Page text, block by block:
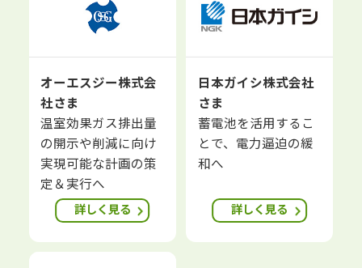
オーエスジー株式会
社さま
温室効果ガス排出量
の開示や削減に向け
実現可能な計画の策
定＆実行へ
詳しく見る
日本ガイシ株式会社
さま
蓄電池を活用するこ
とで、電力逼迫の緩
和へ
詳しく見る